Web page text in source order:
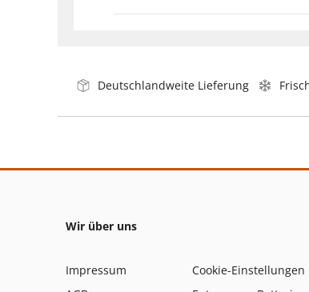
Deutschlandweite Lieferung
Wir über uns
Impressum
Cookie-Einstellungen